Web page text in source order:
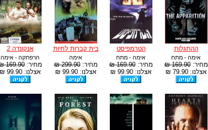
ההתגלות
אימה - מתח
מחיר:169.90 ₪
אצלנו: 79.90 ₪
הטרמפיסט
אימה - מתח
מחיר:169.90 ₪
אצלנו: 99.90 ₪
בית קברות לחיות
אימה
מחיר:299.90 ₪
אצלנו: 99.90 ₪
אנקונדה 2
הרפתקה - אימה
מחיר:169.90 ₪
אצלנו: 99.90 ₪